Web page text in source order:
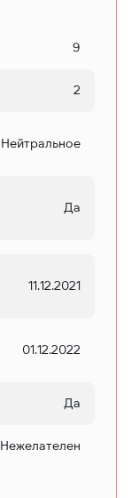
9
2
Нейтральное
Да
11.12.2021
01.12.2022
Да
Нежелателен